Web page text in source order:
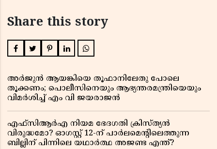
Share this story
അർജുൻ ആയങ്കിയെ തൂഫാനിലേതു പോലെ
തൂക്കണം; പൊലീസിനെയും ആഭ്യന്തരമന്ത്രിയെയും
വിമർശിച്ച് എം വി ജയരാജൻ
എഫ്സിആർഎ നിയമ ഭേദഗതി ക്രിസ്ത്യൻ
വിരുദ്ധമോ? ഓഗസ്റ്റ് 12-ന് പാർലമെന്റിലെത്തുന്ന
ബില്ലിന് പിന്നിലെ യഥാർത്ഥ അജണ്ട എന്ത്?